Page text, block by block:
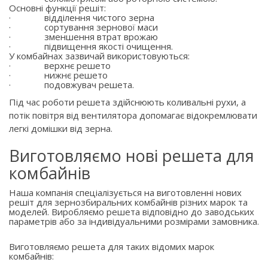
Основні функції решіт:
·
відділення чистого зерна
·
сортування зернової маси
·
зменшення втрат врожаю
·
підвищення якості очищення.
У комбайнах зазвичай використовуються:
·
верхнє решето
·
нижнє решето
·
подовжувач решета.
Під час роботи решета здійснюють коливальні рухи, а
потік повітря від вентилятора допомагає відокремлювати
легкі домішки від зерна.
Виготовляємо нові решета для
комбайнів
Наша компанія спеціалізується на виготовленні нових
решіт для зернозбиральних комбайнів різних марок та
моделей. Виробляємо решета відповідно до заводських
параметрів або за індивідуальними розмірами замовника.
Виготовляємо решета для таких відомих марок
комбайнів: